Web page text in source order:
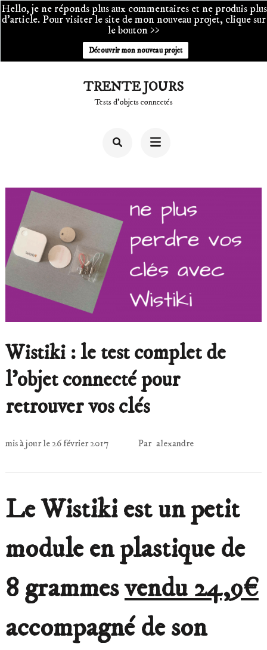
Hello, je ne réponds plus aux commentaires et ne produis plus
d'article. Pour visiter le site de mon nouveau projet, clique sur
le bouton >>
Découvrir mon nouveau projet
TRENTE JOURS
Tests d'objets connectés
Wistiki : le test complet de
l’objet connecté pour
retrouver vos clés
mis à jour le 26 février 2017 Par alexandre
Le Wistiki est un petit
module en plastique de
8 grammesvendu 24,9€
accompagné de son